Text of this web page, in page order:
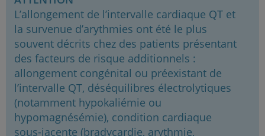
L’allongement de l’intervalle cardiaque QT et
la survenue d’arythmies ont été le plus
souvent décrits chez des patients présentant
des facteurs de risque additionnels :
allongement congénital ou préexistant de
l’intervalle QT, déséquilibres électrolytiques
(notamment hypokaliémie ou
hypomagnésémie), condition cardiaque
sous-jacente (bradycardie, arythmie,